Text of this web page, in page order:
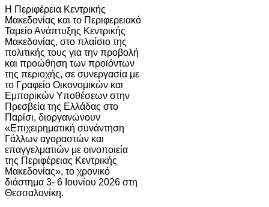
Η Περιφέρεια Κεντρικής
Μακεδονίας και το Περιφερειακό
Ταμείο Ανάπτυξης Κεντρικής
Μακεδονίας, στο πλαίσιο της
πολιτικής τους για την προβολή
και προώθηση των προϊόντων
της περιοχής, σε συνεργασία με
το Γραφείο Οικονομικών και
Εμπορικών Υποθέσεων στην
Πρεσβεία της Ελλάδας στο
Παρίσι, διοργανώνουν
«Επιχειρηματική συνάντηση
Γάλλων αγοραστών και
επαγγελματιών με οινοποιεία
της Περιφέρειας Κεντρικής
Μακεδονίας», το χρονικό
διάστημα 3- 6 Ιουνίου 2026 στη
Θεσσαλονίκη.